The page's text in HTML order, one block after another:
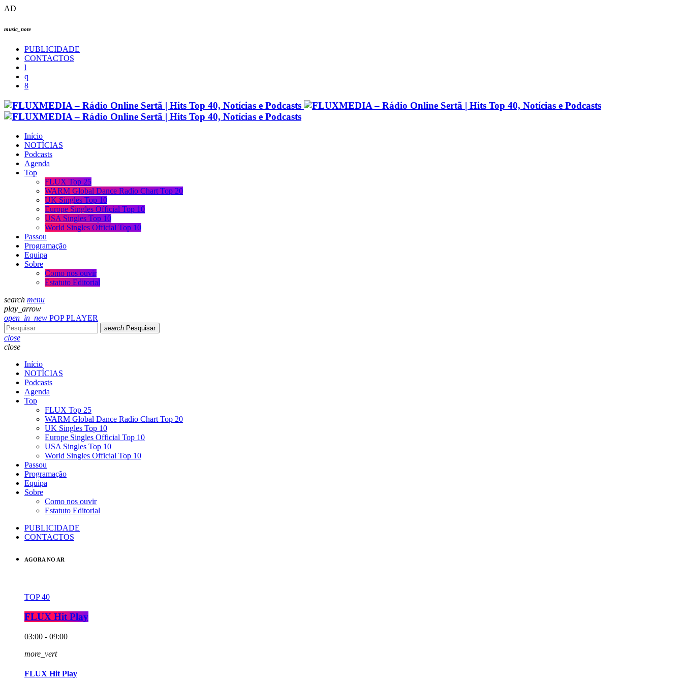
AD
music_note
PUBLICIDADE
CONTACTOS
Início
NOTÍCIAS
Podcasts
Agenda
Top
FLUX Top 25
WARM Global Dance Radio Chart Top 20
UK Singles Top 10
Europe Singles Official Top 10
USA Singles Top 10
World Singles Official Top 10
Passou
Programação
Equipa
Sobre
Como nos ouvir
Estatuto Editorial
search menu
play_arrow
open_in_new POP PLAYER
search Pesquisar
close
close
Início
NOTÍCIAS
Podcasts
Agenda
Top
FLUX Top 25
WARM Global Dance Radio Chart Top 20
UK Singles Top 10
Europe Singles Official Top 10
USA Singles Top 10
World Singles Official Top 10
Passou
Programação
Equipa
Sobre
Como nos ouvir
Estatuto Editorial
PUBLICIDADE
CONTACTOS
AGORA NO AR
TOP 40
FLUX Hit Play
03:00 - 09:00
more_vert
FLUX Hit Play